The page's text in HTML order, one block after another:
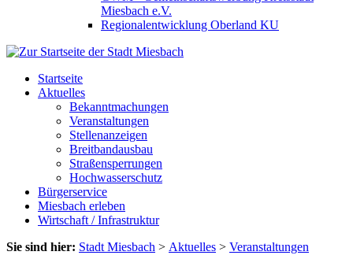
Miesbach e.V.
Regionalentwicklung Oberland KU
Startseite
Aktuelles
Bekanntmachungen
Veranstaltungen
Stellenanzeigen
Breitbandausbau
Straßensperrungen
Hochwasserschutz
Bürgerservice
Miesbach erleben
Wirtschaft / Infrastruktur
Sie sind hier: Stadt Miesbach > Aktuelles > Veranstaltungen